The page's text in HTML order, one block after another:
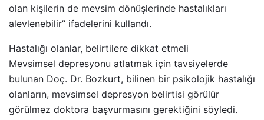
olan kişilerin de mevsim dönüşlerinde hastalıkları
alevlenebilir” ifadelerini kullandı.
Hastalığı olanlar, belirtilere dikkat etmeli
Mevsimsel depresyonu atlatmak için tavsiyelerde
bulunan Doç. Dr. Bozkurt, bilinen bir psikolojik hastalığı
olanların, mevsimsel depresyon belirtisi görülür
görülmez doktora başvurmasını gerektiğini söyledi.